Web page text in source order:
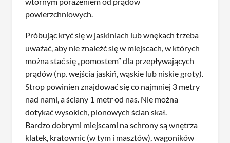
powierzchniowych.
Próbując kryć się w jaskiniach lub wnękach trzeba
uważać, aby nie znaleźć się w miejscach, w których
można stać się „pomostem” dla przepływających
prądów (np. wejścia jaskiń, wąskie lub niskie groty).
Strop powinien znajdować się co najmniej 3 metry
nad nami, a ściany 1 metr od nas. Nie można
dotykać wysokich, pionowych ścian skał.
Bardzo dobrymi miejscami na schrony są wnętrza
klatek, kratownic (w tym i masztów), wagoników